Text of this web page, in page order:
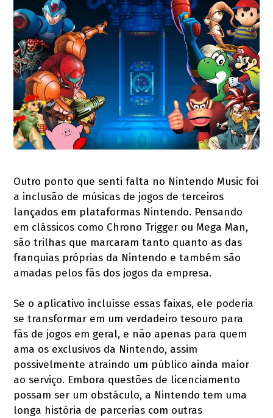
Outro ponto que senti falta no Nintendo Music foi
a inclusão de músicas de jogos de terceiros
lançados em plataformas Nintendo. Pensando
em clássicos como Chrono Trigger ou Mega Man,
são trilhas que marcaram tanto quanto as das
franquias próprias da Nintendo e também são
amadas pelos fãs dos jogos da empresa.
Se o aplicativo incluísse essas faixas, ele poderia
se transformar em um verdadeiro tesouro para
fãs de jogos em geral, e não apenas para quem
ama os exclusivos da Nintendo, assim
possivelmente atraindo um público ainda maior
ao serviço. Embora questões de licenciamento
possam ser um obstáculo, a Nintendo tem uma
longa história de parcerias com outras